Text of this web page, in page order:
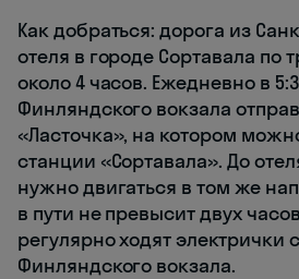
Как добраться: дорога из
отеля в городе Сортавала по
около 4 часов. Ежедневно в
Финляндского вокзала
«Ласточка», на котором
станции «Сортавала». До
нужно двигаться в том же
в пути не превысит двух
регулярно ходят электрички
Финляндского вокзала.